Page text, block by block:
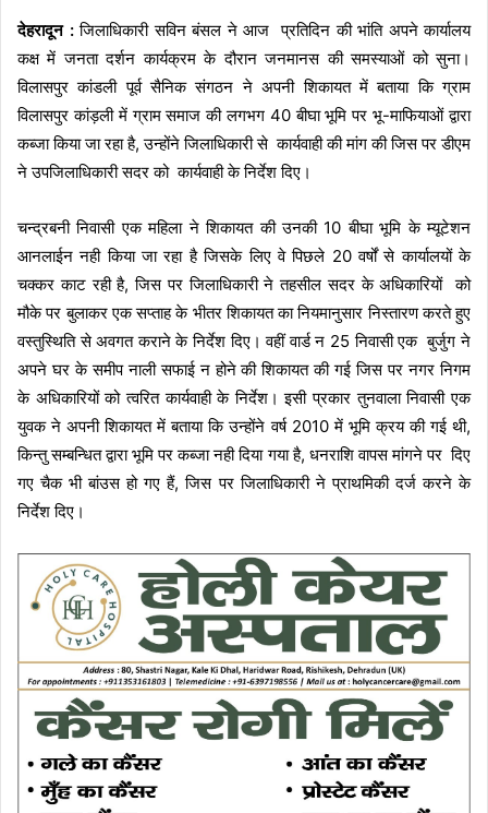
देहरादून :जिलाधिकारी सविन बंसल ने आज प्रतिदिन की भांति अपने कार्यालय
कक्ष में जनता दर्शन कार्यक्रम के दौरान जनमानस की समस्याओं को सुना।
विलासपुर कांडली पूर्व सैनिक संगठन ने अपनी शिकायत में बताया कि ग्राम
विलासपुर कांड़ली में ग्राम समाज की लगभग 40 बीघा भूमि पर भू-माफियाओं द्वारा
कब्जा किया जा रहा है, उन्होंने जिलाधिकारी से कार्यवाही की मांग की जिस पर डीएम
ने उपजिलाधिकारी सदर को कार्यवाही के निर्देश दिए।
चन्द्रबनी निवासी एक महिला ने शिकायत की उनकी 10 बीघा भूमि के म्यूटेशन
आनलाईन नही किया जा रहा है जिसके लिए वे पिछले 20 वर्षों से कार्यालयों के
चक्कर काट रही है, जिस पर जिलाधिकारी ने तहसील सदर के अधिकारियों को
मौके पर बुलाकर एक सप्ताह के भीतर शिकायत का नियमानुसार निस्तारण करते हुए
वस्तुस्थिति से अवगत कराने के निर्देश दिए। वहीं वार्ड न 25 निवासी एक बुर्जुग ने
अपने घर के समीप नाली सफाई न होने की शिकायत की गई जिस पर नगर निगम
के अधिकारियों को त्वरित कार्यवाही के निर्देश। इसी प्रकार तुनवाला निवासी एक
युवक ने अपनी शिकायत में बताया कि उन्होंने वर्ष 2010 में भूमि क्रय की गई थी,
किन्तु सम्बन्धित द्वारा भूमि पर कब्जा नही दिया गया है, धनराशि वापस मांगने पर दिए
गए चैक भी बांउस हो गए हैं, जिस पर जिलाधिकारी ने प्राथमिकी दर्ज करने के
निर्देश दिए।